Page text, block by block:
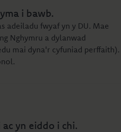
i bawb.
adeiladu fwyaf yn y DU. Mae
Nghymru a dylanwad
mai dyna'r cyfuniad perffaith).
yn eiddo i chi.